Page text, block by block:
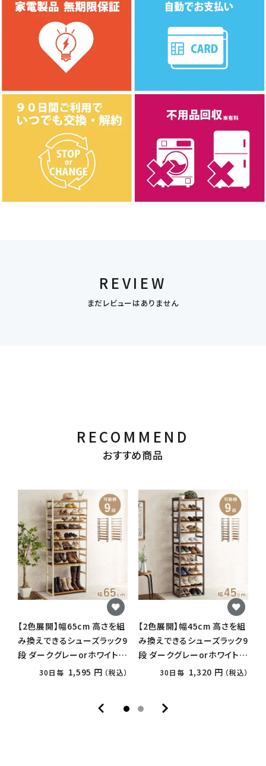
REVIEW
まだレビューはありません
RECOMMEND
おすすめ商品
【2色展開】幅65cm 高さを組
み換えできるシューズラック9
段 ダークグレーorホワイトウ
ォッシュ30日毎 1,595 円 （税込）
【2色展開】幅45cm 高さを組
み換えできるシューズラック9
段 ダークグレーorホワイトウ
ォッシュ30日毎 1,320 円 （税込）